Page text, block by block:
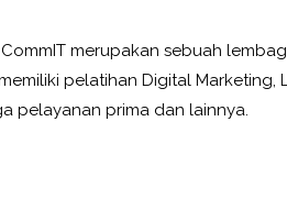
merupakan sebuah
pelatihan Digital
pelayanan prima dan lainnya.